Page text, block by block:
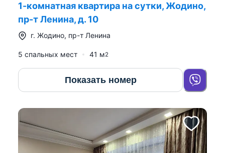
1-комнатная квартира на сутки, Жодино,
пр-т Ленина, д. 10
г. Жодино, пр-т Ленина
5 спальных мест 41 м2
Показать номер